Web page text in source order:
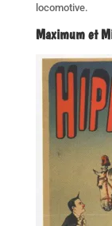
locomotive.
Maximum et